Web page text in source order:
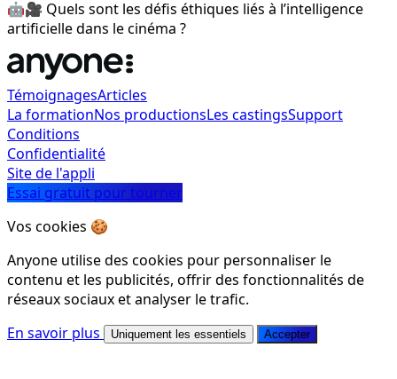
🤖🎥 Quels sont les défis éthiques liés à l’intelligence
artificielle dans le cinéma ?
TémoignagesArticles
La formationNos productionsLes castingsSupport
Conditions
Confidentialité
Site de l'appli
Essai gratuit pour tourner
Vos cookies 🍪
Anyone utilise des cookies pour personnaliser le
contenu et les publicités, offrir des fonctionnalités de
réseaux sociaux et analyser le trafic.
En savoir plus
Uniquement les essentiels Accepter